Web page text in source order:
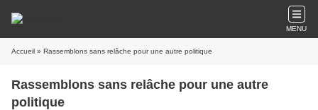
MENU
Accueil » Rassemblons sans relâche pour une autre politique
Rassemblons sans relâche pour une autre
politique